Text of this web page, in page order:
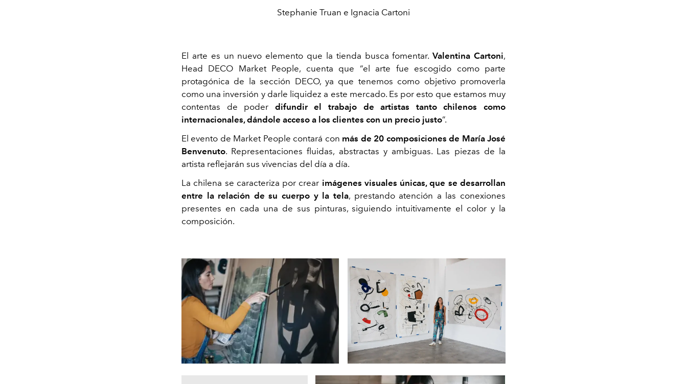
Stephanie Truan e Ignacia Cartoni
El arte es un nuevo elemento que la tienda busca fomentar.Valentina Cartoni,
Head DECO Market People, cuenta que “el arte fue escogido como parte
protagónica de la sección DECO, ya que tenemos como objetivo promoverla
como una inversión y darle liquidez a este mercado. Es por esto que estamos muy
contentas de poder difundir el trabajo de artistas tanto chilenos como
internacionales, dándole acceso a los clientes con un precio justo”.
El evento de Market People contará con más de 20 composiciones de María José
Benvenuto. Representaciones fluidas, abstractas y ambiguas. Las piezas de la
artista reflejarán sus vivencias del día a día.
La chilena se caracteriza por crear imágenes visuales únicas, que se desarrollan
entre la relación de su cuerpo y la tela, prestando atención a las conexiones
presentes en cada una de sus pinturas, siguiendo intuitivamente el color y la
composición.